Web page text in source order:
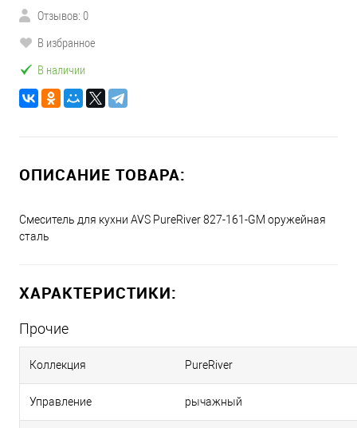
Отзывов: 0
В избранное
В наличии
ОПИСАНИЕ ТОВАРА:
Смеситель для кухни AVS PureRiver 827-161-GM оружейная
сталь
ХАРАКТЕРИСТИКИ:
Прочие
Коллекция PureRiver
Управление рычажный